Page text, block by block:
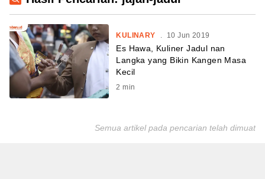
KULINARY . 10 Jun 2019
Es Hawa, Kuliner Jadul nan
Langka yang Bikin Kangen Masa
Kecil
2 min
Semua artikel pada pencarian telah dimuat